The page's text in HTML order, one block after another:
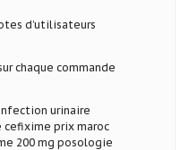
d’utilisateurs
chaque commande
urinaire
prix maroc
200 mg posologie